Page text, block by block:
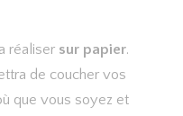
réaliser sur papier.
de coucher vos
que vous soyez et